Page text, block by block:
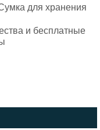
для хранения
и бесплатные